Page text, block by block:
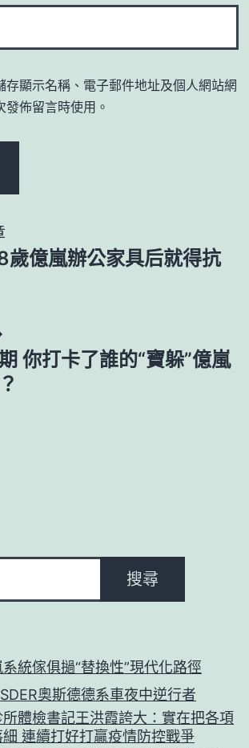
存顯示名稱、電子郵件地址及個人網站網
佈留言時使用。
歲億嵐辦公家具后就得抗
你打卡了誰的“寶躲”億嵐
搜尋
統傢俱撾“替換性”現代化路徑
奧斯德德系車夜中逆行者
體檢書記王洪霞誇大：實在把各項
連續打好打贏疫情防控戰爭